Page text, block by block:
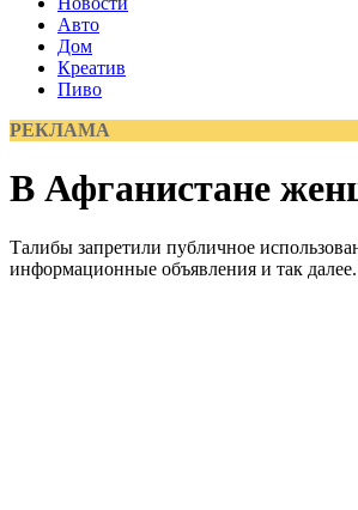
Авто
Дом
Креатив
Пиво
РЕКЛАМА
В Афганистане
Талибы запретили публичное
информационные объявления и так